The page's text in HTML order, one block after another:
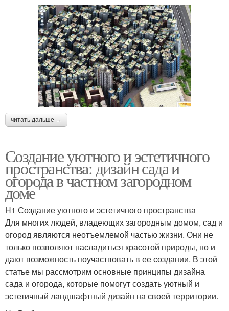
читать дальше →
Создание уютного и эстетичного
пространства: дизайн сада и
огорода в частном загородном
доме
H1 Создание уютного и эстетичного пространства
Для многих людей, владеющих загородным домом, сад и
огород являются неотъемлемой частью жизни. Они не
только позволяют насладиться красотой природы, но и
дают возможность поучаствовать в ее создании. В этой
статье мы рассмотрим основные принципы дизайна
сада и огорода, которые помогут создать уютный и
эстетичный ландшафтный дизайн на своей территории.